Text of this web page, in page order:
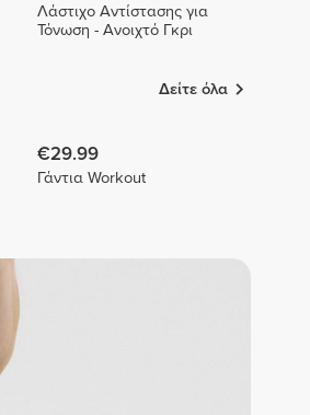
Λάστιχο Αντίστασης για
Τόνωση - Ανοιχτό Γκρι
Δείτε όλα
€29.99
Γάντια Workout